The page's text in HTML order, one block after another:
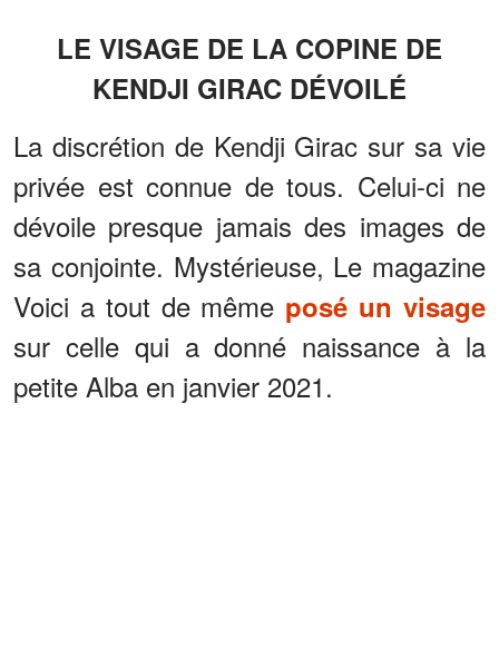
toute la vérité ! »
LE VISAGE DE LA COPINE DE
KENDJI GIRAC DÉVOILÉ
La discrétion de Kendji Girac sur sa vie
privée est connue de tous. Celui-ci ne
dévoile presque jamais des images de
sa conjointe. Mystérieuse, Le magazine
Voici a tout de même posé un visage
sur celle qui a donné naissance à la
petite Alba en janvier 2021.